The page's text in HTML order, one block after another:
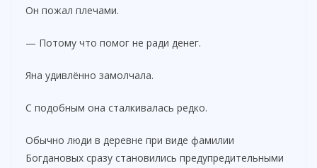
Он пожал плечами.
— Потому что помог не ради денег.
Яна удивлённо замолчала.
С подобным она сталкивалась редко.
Обычно люди в деревне при виде фамилии
Богдановых сразу становились предупредительными